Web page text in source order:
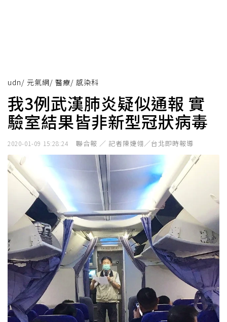
udn/ 元氣網/ 醫療/ 感染科
我3例武漢肺炎疑似通報 實
驗室結果皆非新型冠狀病毒
2020-01-09 15:28:24 聯合報 ／ 記者陳婕翎／台北即時報導